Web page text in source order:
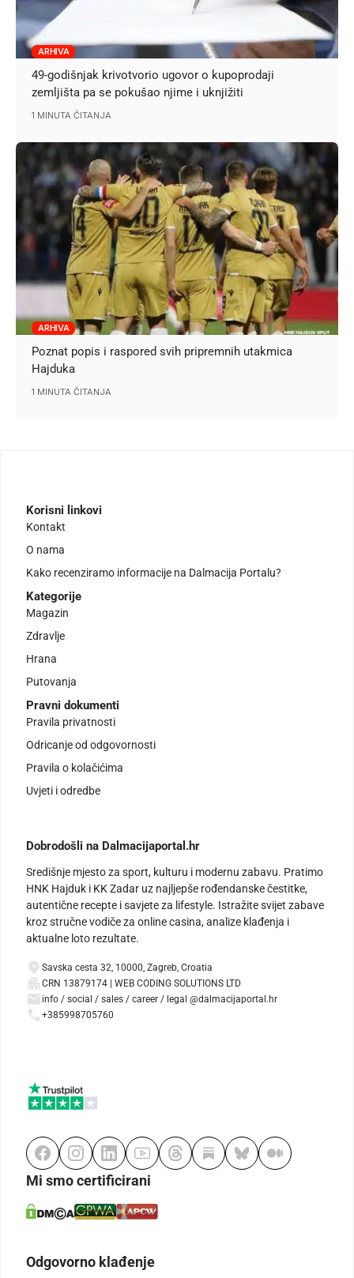
ARHIVA
49-godišnjak krivotvorio ugovor o kupoprodaji
zemljišta pa se pokušao njime i uknjižiti
1 MINUTA ČITANJA
ARHIVA
Poznat popis i raspored svih pripremnih utakmica
Hajduka
1 MINUTA ČITANJA
Korisni linkovi
Kontakt
O nama
Kako recenziramo informacije na Dalmacija Portalu?
Kategorije
Magazin
Zdravlje
Hrana
Putovanja
Pravni dokumenti
Pravila privatnosti
Odricanje od odgovornosti
Pravila o kolačićima
Uvjeti i odredbe
Dobrodošli na Dalmacijaportal.hr
Središnje mjesto za sport, kulturu i modernu zabavu. Pratimo
HNK Hajduk i KK Zadar uz najljepše rođendanske čestitke,
autentične recepte i savjete za lifestyle. Istražite svijet zabave
kroz stručne vodiče za online casina, analize klađenja i
aktualne loto rezultate.
Savska cesta 32, 10000, Zagreb, Croatia
CRN 13879174 | WEB CODING SOLUTIONS LTD
info / social / sales / career / legal @dalmacijaportal.hr
+385998705760
Mi smo certificirani
Odgovorno klađenje